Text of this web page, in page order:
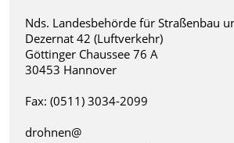
Nds. Landesbehörde für Straßenbau
Dezernat 42 (Luftverkehr)
Göttinger Chaussee 76 A
30453 Hannover
Fax: (0511) 3034-2099
drohnen@